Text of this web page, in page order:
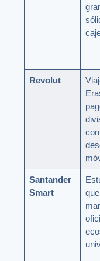
Revolut
Santander
Smart